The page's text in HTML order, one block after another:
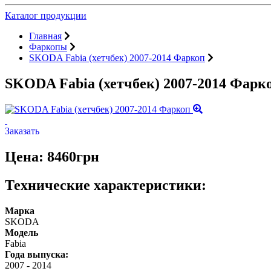
Каталог продукции
Главная
Фаркопы
SKODA Fabia (хетчбек) 2007-2014 Фаркоп
SKODA Fabia (хетчбек) 2007-2014
Заказать
Цена: 8460грн
Технические характеристики:
Марка
SKODA
Модель
Fabia
Года выпуска:
2007 - 2014